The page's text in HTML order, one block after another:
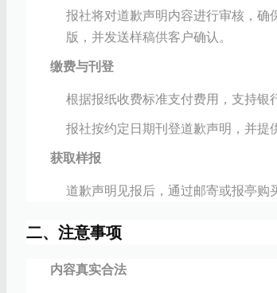
报社将对道歉声明内容进行审核，
版，并发送样稿供客户确认。
缴费与刊登
根据报纸收费标准支付费用，支持银
报社按约定日期刊登道歉声明，并提
获取样报
道歉声明见报后，通过邮寄或报亭购
二、注意事项
内容真实合法